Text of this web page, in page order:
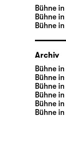
Bühne in
Bühne in
Bühne in
Archiv
Bühne in
Bühne in
Bühne in
Bühne in
Bühne in
Bühne in